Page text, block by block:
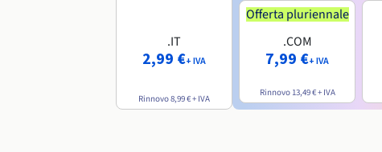
.IT
2,99 €+ IVA
Rinnovo8,99 €+ IVA
Offerta pluriennale
.COM
7,99 €+ IVA
Rinnovo 13,49 €+ IVA